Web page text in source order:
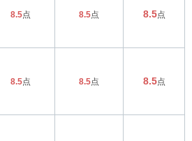
8.5点 8.5点 8.5点
8.5点 8.5点 8.5点